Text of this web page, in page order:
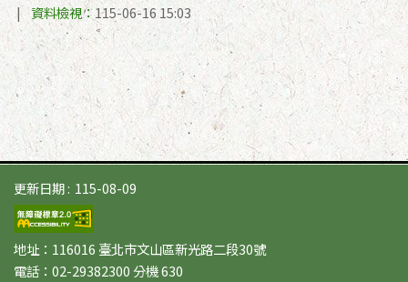
資料檢視：115-06-16 15:03
更新日期 115-08-09
地址：116016 臺北市文山區新光路二段30號
電話：02-29382300 分機 630